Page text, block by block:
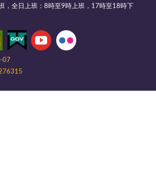
，全日上班：8時至9時上班，17時至18時下
07